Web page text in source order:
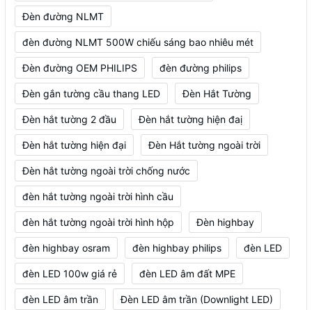
Đèn đường NLMT
đèn đường NLMT 500W chiếu sáng bao nhiêu mét
Đèn đường OEM PHILIPS đèn đường philips
Đèn gắn tường cầu thang LED Đèn Hắt Tường
Đèn hắt tường 2 đầu Đèn hắt tường hiện đaị
Đèn hắt tường hiện đại Đèn Hắt tường ngoài trời
Đèn hắt tường ngoài trời chống nước
đèn hắt tường ngoài trời hình cầu
đèn hắt tường ngoài trời hình hộp Đèn highbay
đèn highbay osram đèn highbay philips đèn LED
đèn LED 100w giá rẻ đèn LED âm đất MPE
đèn LED âm trần Đèn LED âm trần (Downlight LED)